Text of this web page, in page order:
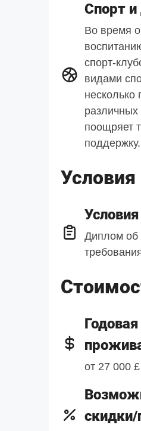
Спорт и
Во время
спорт-
видами
несколько
различных
поощряет
поддержку.
Условия
Диплом об
от 27 000
скидки/